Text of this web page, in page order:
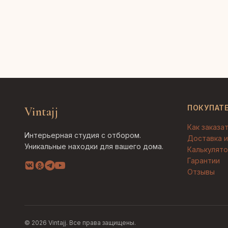
Vintajj
Интерьерная студия с отбором.
Уникальные находки для вашего дома.
Как
Доставка
Гарантии
Отзывы
© 2026 Vintajj. Все права защищены.